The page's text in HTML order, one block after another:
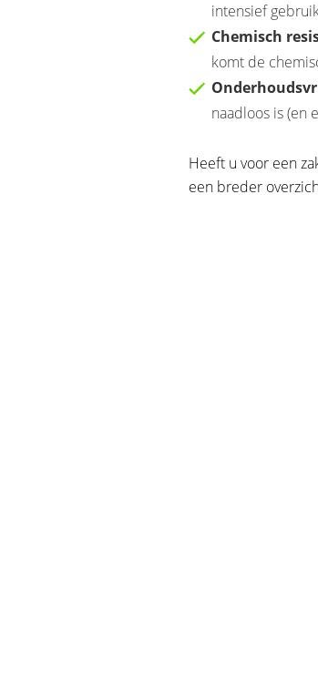
intensief
Chemisch
komt de
naadloos is (en
Heeft u voor een
een breder